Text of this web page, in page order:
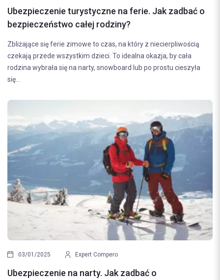
Ubezpieczenie turystyczne na ferie. Jak zadbać o
bezpieczeństwo całej rodziny?
Zbliżające się ferie zimowe to czas, na który z niecierpliwością
czekają przede wszystkim dzieci. To idealna okazja, by cała
rodzina wybrała się na narty, snowboard lub po prostu cieszyła
się...
03/01/2025 Expert Compero
Ubezpieczenie na narty. Jak zadbać o